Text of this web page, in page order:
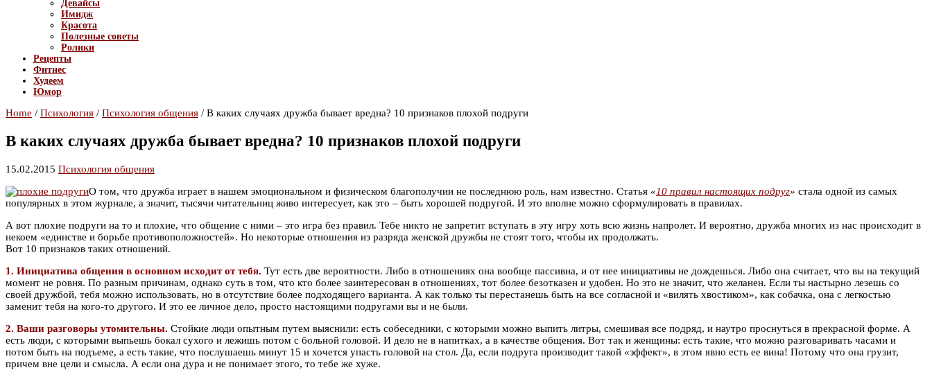
Девайсы
Имидж
Красота
Полезные советы
Ролики
Рецепты
Фитнес
Худеем
Юмор
Home / Психология / Психология общения / В каких случаях дружба бывает вредна? 10 признаков плохой подруги
В каких случаях дружба бывает вредна? 10 признаков плохой подруги
15.02.2015 Психология общения
О том, что дружба играет в нашем эмоциональном и физическом благополучии не последнюю роль, нам известно. Статья «10 правил настоящих подруг» стала одной из самых
популярных в этом журнале, а значит, тысячи читательниц живо интересует, как это – быть хорошей подругой. И это вполне можно сформулировать в правилах.
А вот плохие подруги на то и плохие, что общение с ними – это игра без правил. Тебе никто не запретит вступать в эту игру хоть всю жизнь напролет. И вероятно, дружба многих из нас происходит в
некоем «единстве и борьбе противоположностей». Но некоторые отношения из разряда женской дружбы не стоят того, чтобы их продолжать.
Вот 10 признаков таких отношений.
1. Инициатива общения в основном исходит от тебя. Тут есть две вероятности. Либо в отношениях она вообще пассивна, и от нее инициативы не дождешься. Либо она считает, что вы на текущий
момент не ровня. По разным причинам, однако суть в том, что кто более заинтересован в отношениях, тот более безотказен и удобен. Но это не значит, что желанен. Если ты настырно лезешь со
своей дружбой, тебя можно использовать, но в отсутствие более подходящего варианта. А как только ты перестанешь быть на все согласной и «вилять хвостиком», как собачка, она с легкостью
заменит тебя на кого-то другого. И это ее личное дело, просто настоящими подругами вы и не были.
2. Ваши разговоры утомительны. Стойкие люди опытным путем выяснили: есть собеседники, с которыми можно выпить литры, смешивая все подряд, и наутро проснуться в прекрасной форме. А
есть люди, с которыми выпьешь бокал сухого и лежишь потом с больной головой. И дело не в напитках, а в качестве общения. Вот так и женщины: есть такие, что можно разговаривать часами и
потом быть на подъеме, а есть такие, что послушаешь минут 15 и хочется упасть головой на стол. Да, если подруга производит такой «эффект», в этом явно есть ее вина! Потому что она грузит,
причем вне цели и смысла. А если она дура и не понимает этого, то тебе же хуже.